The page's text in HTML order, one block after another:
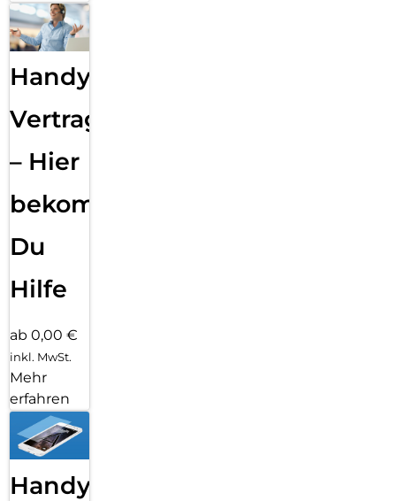
Handy
Vertragsabwicklung
– Hier
bekommst
Du
Hilfe
ab 0,00 €
inkl. MwSt.
Mehr
erfahren
Handy